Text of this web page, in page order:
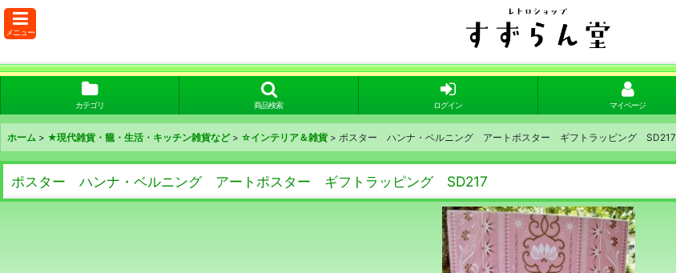
メニュー
カテゴリ 商品検索 ログイン マイページ
ホーム > ★現代雑貨・籠・生活・キッチン雑貨など > ☆インテリア＆雑貨 > ポスター ハンナ・ベルニング アートポスター ギフトラッピング SD217
ポスター ハンナ・ベルニング アートポスター ギフトラッピング SD217